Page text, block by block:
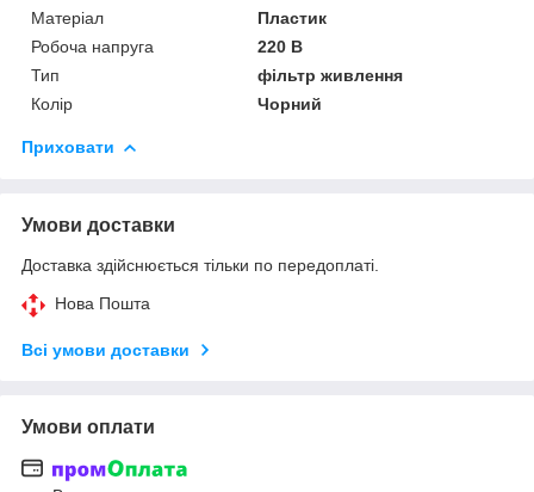
Матеріал
Пластик
Робоча напруга
220 В
Тип
фільтр живлення
Колір
Чорний
Приховати
Умови доставки
Доставка здійснюється тільки по передоплаті.
Нова Пошта
Всі умови доставки
Умови оплати